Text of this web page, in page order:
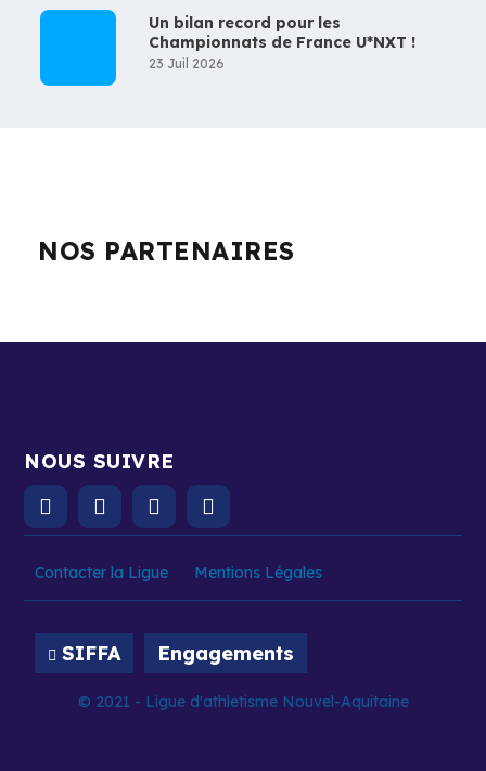
Un bilan record pour les
Championnats de France U*NXT !
23 Juil 2026
NOS PARTENAIRES
NOUS SUIVRE
Contacter la Ligue Mentions Légales
SIFFA Engagements
© 2021 - Ligue d'athletisme Nouvel-Aquitaine